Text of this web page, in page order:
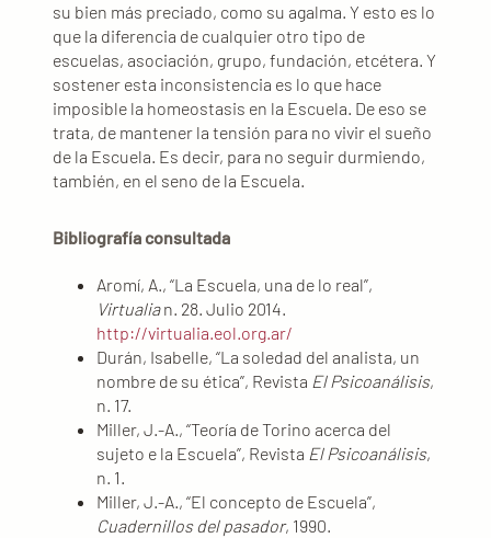
su bien más preciado, como su agalma. Y esto es lo
que la diferencia de cualquier otro tipo de
escuelas, asociación, grupo, fundación, etcétera. Y
sostener esta inconsistencia es lo que hace
imposible la homeostasis en la Escuela. De eso se
trata, de mantener la tensión para no vivir el sueño
de la Escuela. Es decir, para no seguir durmiendo,
también, en el seno de la Escuela.
Bibliografía consultada
Aromí, A., “La Escuela, una de lo real”,
Virtualian. 28. Julio 2014.
http://virtualia.eol.org.ar/
Durán, Isabelle, “La soledad del analista, un
nombre de su ética”, Revista El Psicoanálisis,
n. 17.
Miller, J.-A., “Teoría de Torino acerca del
sujeto e la Escuela”, Revista El Psicoanálisis,
n. 1.
Miller, J.-A., “El concepto de Escuela”,
Cuadernillos del pasador, 1990.